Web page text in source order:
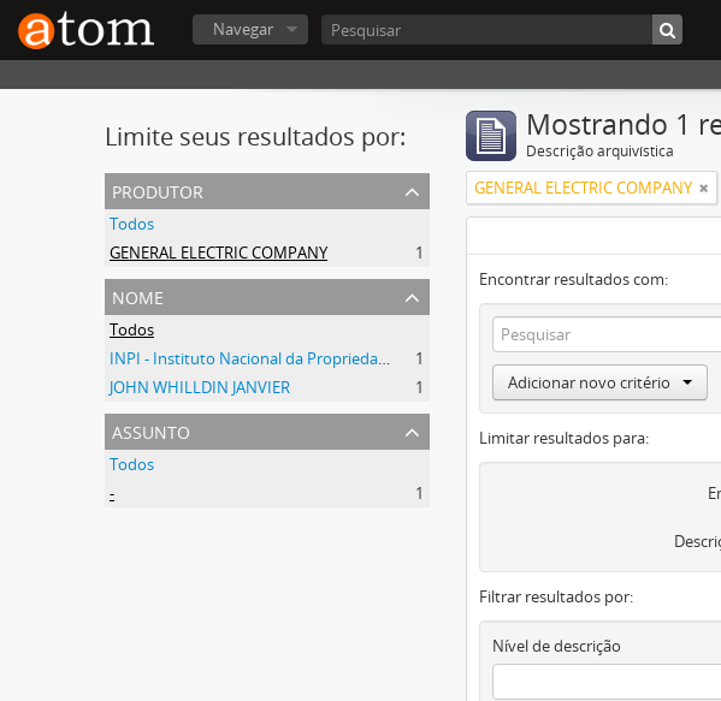
Navegar
Limite seus resultados por:
produtor
Todos
GENERAL ELECTRIC COMPANY
1
nome
Todos
INPI - Instituto Nacional da Propriedade Industrial
1
JOHN WHILLDIN JANVIER
1
assunto
Todos
-
1
Mostrando 1
Descrição arquivística
GENERAL ELECTRIC COMPANY
Encontrar resultados com:
Adicionar novo critério
Limitar resultados para:
Filtrar resultados por:
Nível de descrição